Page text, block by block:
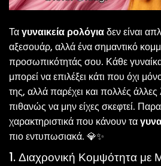
Ταγυναικεία ρολόγιαδεν είναι
αξεσουάρ, αλλά ένα σημαντικό
προσωπικότητάς σου. Κάθε
μπορεί να επιλέξει κάτι που όχι
της, αλλά παρέχει και πολλές άλλες
πιθανώς να μην είχες σκεφτεί.
χαρακτηριστικά που κάνουν τα
πιο εντυπωσιακά. 💎✨
1. Διαχρονική Κομψότητα με